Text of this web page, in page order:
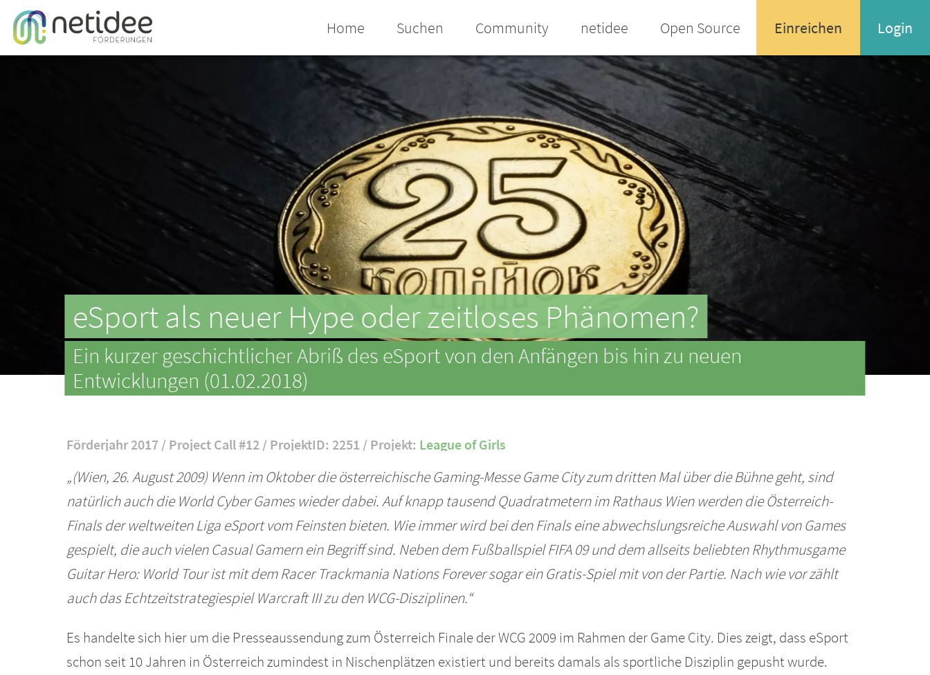
Home Suchen Community netidee Open Source Einreichen Login
Name oder Email-Adresse
Enter your username or email address
Passwort
eSport als neuer Hype oder zeitloses Phänomen?
Ein kurzer geschichtlicher Abriß des eSport von den Anfängen bis hin zu neuen
Entwicklungen (01.02.2018)
Förderjahr 2017 / Project Call #12 / ProjektID: 2251 / Projekt: League of Girls
„(Wien, 26. August 2009) Wenn im Oktober die österreichische Gaming-Messe Game City zum dritten Mal über die Bühne geht, sind
natürlich auch die World Cyber Games wieder dabei. Auf knapp tausend Quadratmetern im Rathaus Wien werden die Österreich-
Finals der weltweiten Liga eSport vom Feinsten bieten. Wie immer wird bei den Finals eine abwechslungsreiche Auswahl von Games
gespielt, die auch vielen Casual Gamern ein Begriff sind. Neben dem Fußballspiel FIFA 09 und dem allseits beliebten Rhythmusgame
Guitar Hero: World Tour ist mit dem Racer Trackmania Nations Forever sogar ein Gratis-Spiel mit von der Partie. Nach wie vor zählt
auch das Echtzeitstrategiespiel Warcraft III zu den WCG-Disziplinen.“
Es handelte sich hier um die Presseaussendung zum Österreich Finale der WCG 2009 im Rahmen der Game City. Dies zeigt, dass eSport
schon seit 10 Jahren in Österreich zumindest in Nischenplätzen existiert und bereits damals als sportliche Disziplin gepusht wurde.